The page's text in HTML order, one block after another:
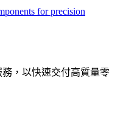
for precision
，以快速交付高質量零